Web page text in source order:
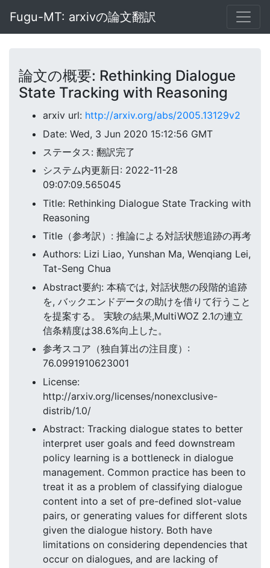
Fugu-MT: arxivの論文翻訳
論文の概要: Rethinking Dialogue
State Tracking with Reasoning
arxiv url: http://arxiv.org/abs/2005.13129v2
Date: Wed, 3 Jun 2020 15:12:56 GMT
ステータス: 翻訳完了
システム内更新日: 2022-11-28
09:07:09.565045
Title: Rethinking Dialogue State Tracking with
Reasoning
Title（参考訳）: 推論による対話状態追跡の再考
Authors: Lizi Liao, Yunshan Ma, Wenqiang Lei,
Tat-Seng Chua
Abstract要約: 本稿では, 対話状態の段階的追跡
を, バックエンドデータの助けを借りて行うこと
を提案する。 実験の結果,MultiWOZ 2.1の連立
信条精度は38.6%向上した。
参考スコア（独自算出の注目度）:
76.0991910623001
License:
http://arxiv.org/licenses/nonexclusive-
distrib/1.0/
Abstract: Tracking dialogue states to better
interpret user goals and feed downstream
policy learning is a bottleneck in dialogue
management. Common practice has been to
treat it as a problem of classifying dialogue
content into a set of pre-defined slot-value
pairs, or generating values for different slots
given the dialogue history. Both have
limitations on considering dependencies that
occur on dialogues, and are lacking of